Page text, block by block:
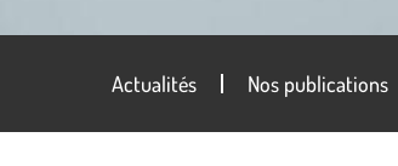
Actualités Nos publications